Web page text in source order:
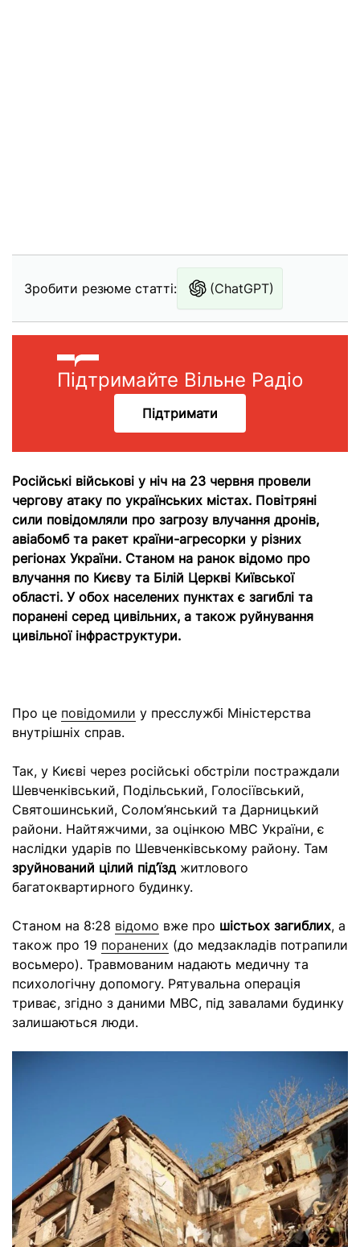
Зробити резюме статті: (ChatGPT)
Підтримайте Вільне Радіо
Підтримати
Російські військові у ніч на 23 червня провели
чергову атаку по українських містах. Повітряні
сили повідомляли про загрозу влучання дронів,
авіабомб та ракет країни-агресорки у різних
регіонах України. Станом на ранок відомо про
влучання по Києву та Білій Церкві Київської
області. У обох населених пунктах є загиблі та
поранені серед цивільних, а також руйнування
цивільної інфраструктури.
Про це повідомили у пресслужбі Міністерства
внутрішніх справ.
Так, у Києві через російські обстріли постраждали
Шевченківський, Подільський, Голосіївський,
Святошинський, Солом’янський та Дарницький
райони. Найтяжчими, за оцінкою МВС України, є
наслідки ударів по Шевченківському району. Там
зруйнований цілий під’їзджитлового
багатоквартирного будинку.
Станом на 8:28 відомо вже про шістьох загиблих, а
також про 19 поранених (до медзакладів потрапили
восьмеро). Травмованим надають медичну та
психологічну допомогу. Рятувальна операція
триває, згідно з даними МВС, під завалами будинку
залишаються люди.